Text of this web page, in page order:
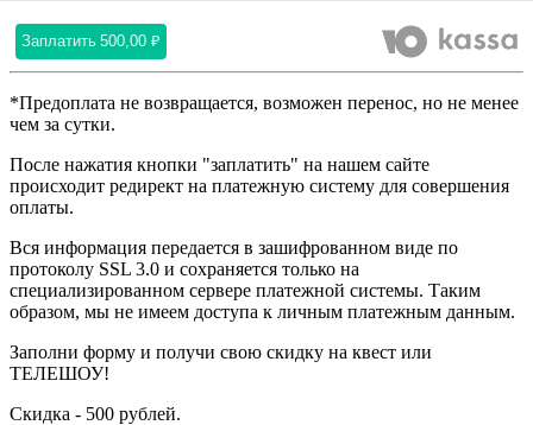
Заплатить 500,00 ₽
*Предоплата не возвращается, возможен перенос, но не менее
чем за сутки.
После нажатия кнопки "заплатить" на нашем сайте
происходит редирект на платежную систему для совершения
оплаты.
Вся информация передается в зашифрованном виде по
протоколу SSL 3.0 и сохраняется только на
специализированном сервере платежной системы. Таким
образом, мы не имеем доступа к личным платежным данным.
Заполни форму и получи свою скидку на квест или
ТЕЛЕШОУ!
Скидка - 500 рублей.